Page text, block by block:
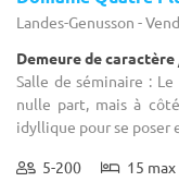
Landes-Genusson -
Demeure de
Salle de séminaire :
nulle part, mais à
idyllique pour se poser
5-200 15 max